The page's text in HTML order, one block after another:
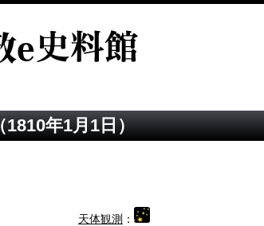
1810年1月1日）
天体観測 ：